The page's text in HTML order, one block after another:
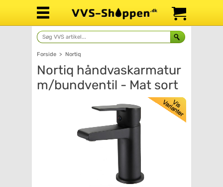
Forside > Nortiq
Nortiq håndvaskarmatur
m/bundventil - Mat sort